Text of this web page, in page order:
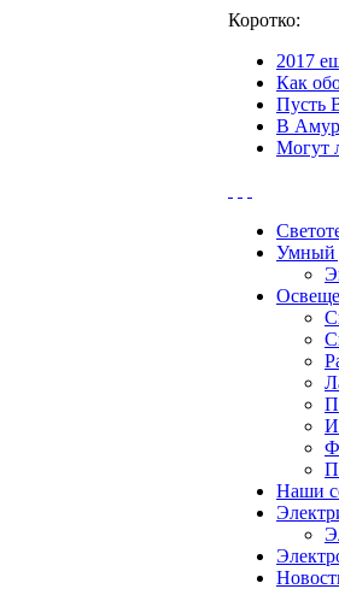
Коротко:
2017
Как
Пусть
В
Могут
Умный
Наши